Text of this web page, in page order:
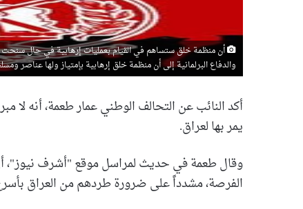
أن منظمة خلق ستساهم في القيام بعمليات إرهابية في حال
والدفاع البرلمانية إلى أن منظمة خلق إرهابية بإمتياز ولها عناصر
أكد النائب عن التحالف الوطني عمار طعمة، أنه
يمر بها لعراق.
وقال طعمة في حديث لمراسل موقع "أشرف نيوز"،
الفرصة، مشدداً على ضرورة طردهم من العراق